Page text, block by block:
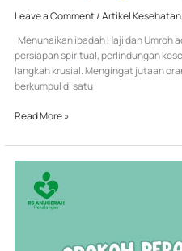
Leave a Comment/Artikel Kesehatan
Menunaikan ibadah Haji dan Umroh
persiapan spiritual, perlindungan
langkah krusial. Mengingat jutaan
berkumpul di satu
Read More »
PERAWATAN
SAAT